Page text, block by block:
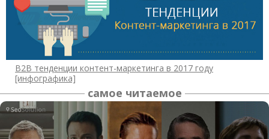
B2B тенденции контент-маркетинга в 2017 году
[инфографика]
самое читаемое